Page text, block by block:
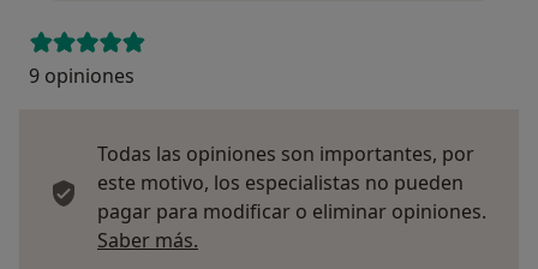
9 opiniones
Todas las opiniones son importantes, por
este motivo, los especialistas no pueden
pagar para modificar o eliminar opiniones.
Saber más.